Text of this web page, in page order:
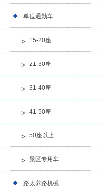
单位通勤车
15-20座
21-30座
31-40座
41-50座
50座以上
景区专用车
路太养路机械